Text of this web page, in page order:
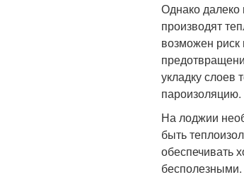
Однако далеко
производят
возможен
укладку слоев
пароизоляцию.
На лоджии
быть
обеспечивать
бесполезными.